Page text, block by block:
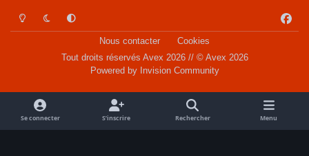
Light ModeDark ModeSystem Preference
a
o
k
Nous contacter
Cookies
Tout droits réservés Avex 2026 // © Avex 2026
Powered by Invision Community
Se connecter S’inscrire Rechercher Menu